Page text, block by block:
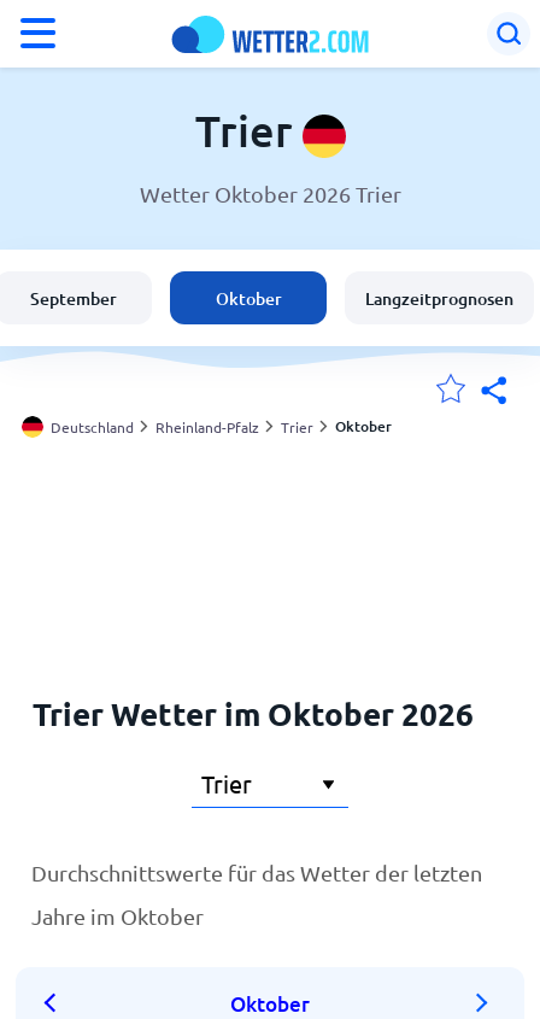
Wetter in Trier
Schweiz
Österreich
Trier
Wetter Oktober 2026 Trier
September Oktober Langzeitprognosen
Deutschland Rheinland-Pfalz Trier Oktober
Trier Wetter im Oktober 2026
Durchschnittswerte für das Wetter der letzten
Jahre im Oktober
Oktober